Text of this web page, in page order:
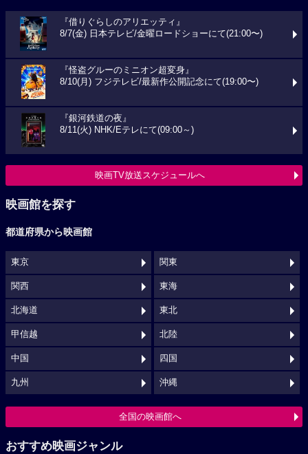
『借りぐらしのアリエッティ』
8/7(金) 日本テレビ/金曜ロードショーにて(21:00〜)
『怪盗グルーのミニオン超変身』
8/10(月) フジテレビ/最新作公開記念にて(19:00〜)
『銀河鉄道の夜』
8/11(火) NHK/Eテレにて(09:00～)
映画TV放送スケジュールへ
映画館を探す
都道府県から映画館
東京 関東
関西 東海
北海道 東北
甲信越 北陸
中国 四国
九州 沖縄
全国の映画館へ
おすすめ映画ジャンル